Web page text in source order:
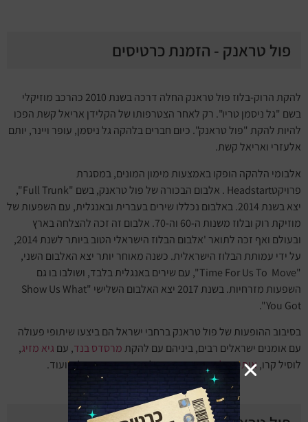
פול טראנק - הזמנת כרטיסים
להקת הרוק-בלוז פול טראנק החלה דרכה בשנת 2010 כהרכב מוזיקלי
בשם "גל ניסמן טריו". רק לאחר הצטרפותו של הקלידן אריאל קשת הפכו
להיות להקת "פול טראנק". כיום חברים בלהקה גל ניסמן, עופר ויינר, יותם
אלעזרי ואריאל קשת.
אלבומי הלהקה הופקו באמצעות מימון המונים, במסגרת
פרויקטHeadstart . אלבום הבכורה של פול טראנק, בשם "Full Trunk",
יצא בשנת 2014. באלבום נכללו שירים בעברית ובאנגלית, עם השפעות של
מוזיקת רוק ובלוז משנות ה-60 וה-70. אלבום זה זכה להצלחה בארץ
ובעולם ואף זכה לתואר 'אלבום הבלוז הישראלי הטוב ביותר לשנת 2014,
על ידי עמותת הבלוז הישראלית. כשנה מאוחר יותר יצא האלבום השני,
"Time For Us To Move", עם שירים באנגלית בלבד, ושולבו בו גם
השפעות מזרחיות. בשנת 2017 יצא האלבום השלישי "Show Us What
You Got".
בסיבוב ההופעות של פול טראנק ברחבי ישראל הם ביצעו שיתופי פעולה
עם אומנים ישראלים רבים, ביניהם עם להקתמרסדס בנד, עם גיא מזיג,
לוסיל קרו,איתי פרל, אפרים שמיר, גל דה פז, דיאנה גולבי ועוד.